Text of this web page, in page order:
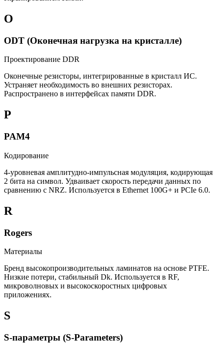
O
ODT (Оконечная нагрузка на кристалле)
Проектирование DDR
Оконечные резисторы, интегрированные в кристалл ИС.
Устраняет необходимость во внешних резисторах.
Распространено в интерфейсах памяти DDR.
P
PAM4
Кодирование
4-уровневая амплитудно-импульсная модуляция, кодирующая
2 бита на символ. Удваивает скорость передачи данных по
сравнению с NRZ. Используется в Ethernet 100G+ и PCIe 6.0.
R
Rogers
Материалы
Бренд высокопроизводительных ламинатов на основе PTFE.
Низкие потери, стабильный Dk. Используется в RF,
микроволновых и высокоскоростных цифровых
приложениях.
S
S-параметры (S-Parameters)